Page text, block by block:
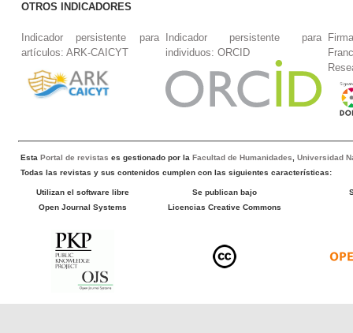
OTROS INDICADORES
Indicador persistente para
artículos: ARK-CAICYT
Indicador persistente para
individuos: ORCID
EstaPortal de revistas es gestionado por laFacultad de Humanidades ,Universidad
Todas las revistas y sus contenidos cumplen con las siguientes características:
Utilizan el software libre
Open Journal Systems
Se publican bajo
Licencias Creative Commons